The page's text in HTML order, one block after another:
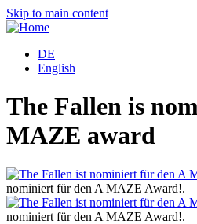
Skip to main content
DE
English
The Fallen is
MAZE award
nominiert für den A MAZE Award!.
nominiert für den A MAZE Award!.